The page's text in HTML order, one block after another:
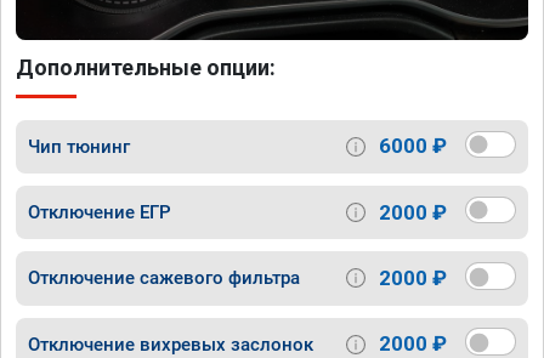
Дополнительные опции:
Чип тюнинг 6000 ₽
Отключение ЕГР 2000 ₽
Отключение сажевого фильтра 2000 ₽
Отключение вихревых заслонок 2000 ₽